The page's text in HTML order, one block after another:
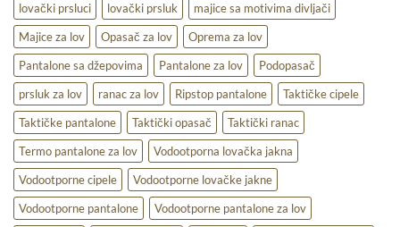
lovački prsluci
lovački prsluk
majice sa motivima divljači
Majice za lov
Opasač za lov
Oprema za lov
Pantalone sa džepovima
Pantalone za lov
Podopasač
prsluk za lov
ranac za lov Ripstop pantalone
Taktičke cipele
Taktičke pantalone
Taktički opasač
Taktički ranac
Termo pantalone za lov
Vodootporna lovačka jakna
Vodootporne cipele
Vodootporne lovačke jakne
Vodootporne pantalone
Vodootporne pantalone za lov